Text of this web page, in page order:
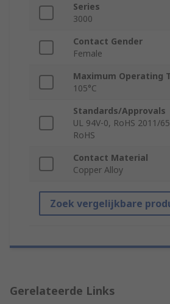
Series
3000
Contact Gender
Female
Maximum Operating
105°C
Standards/Approvals
UL 94V-0, RoHS 2011/
RoHS
Contact Material
Copper Alloy
Zoek vergelijkbare
Gerelateerde Links